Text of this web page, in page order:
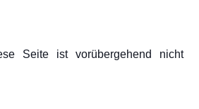
Seite ist vorübergehend nicht